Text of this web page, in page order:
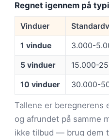
Regnet igennem på
Vinduer
1 vindue 3.000-
5 vinduer 15.000-
10 vinduer 30.000-
Tallene er beregnerens
og afrundet på samme
ikke tilbud — brug dem